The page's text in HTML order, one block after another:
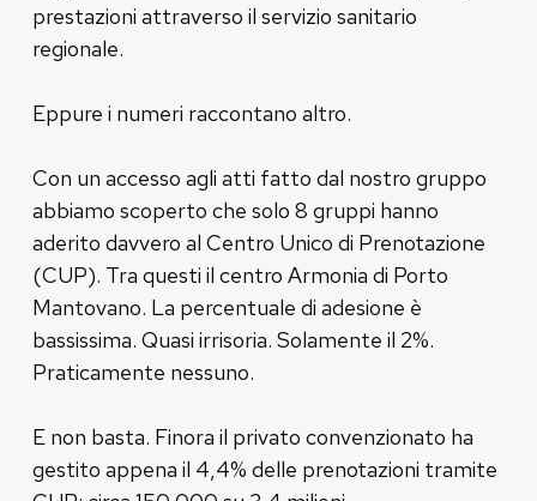
prestazioni attraverso il servizio sanitario
regionale.
Eppure i numeri raccontano altro.
Con un accesso agli atti fatto dal nostro gruppo
abbiamo scoperto che solo 8 gruppi hanno
aderito davvero al Centro Unico di Prenotazione
(CUP). Tra questi il centro Armonia di Porto
Mantovano. La percentuale di adesione è
bassissima. Quasi irrisoria. Solamente il 2%.
Praticamente nessuno.
E non basta. Finora il privato convenzionato ha
gestito appena il 4,4% delle prenotazioni tramite